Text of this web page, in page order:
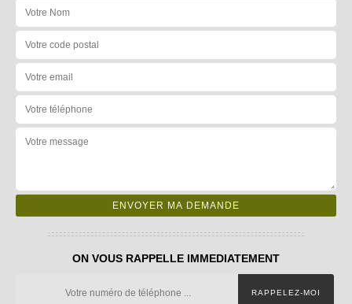
ON VOUS RAPPELLE IMMEDIATEMENT